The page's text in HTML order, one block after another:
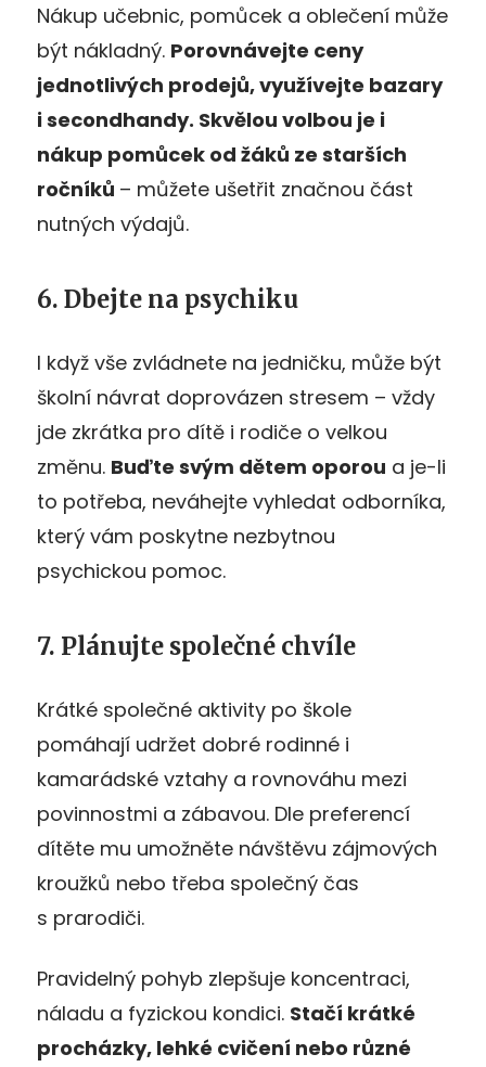
Nákup učebnic, pomůcek a oblečení může
být nákladný. Porovnávejte ceny
jednotlivých prodejů, využívejte bazary
i secondhandy. Skvělou volbou je i
nákup pomůcek od žáků ze starších
ročníků – můžete ušetřit značnou část
nutných výdajů.
6. Dbejte na psychiku
I když vše zvládnete na jedničku, může být
školní návrat doprovázen stresem – vždy
jde zkrátka pro dítě i rodiče o velkou
změnu. Buďte svým dětem oporou a je-li
to potřeba, neváhejte vyhledat odborníka,
který vám poskytne nezbytnou
psychickou pomoc.
7. Plánujte společné chvíle
Krátké společné aktivity po škole
pomáhají udržet dobré rodinné i
kamarádské vztahy a rovnováhu mezi
povinnostmi a zábavou. Dle preferencí
dítěte mu umožněte návštěvu zájmových
kroužků nebo třeba společný čas
s prarodiči.
Pravidelný pohyb zlepšuje koncentraci,
náladu a fyzickou kondici. Stačí krátké
procházky, lehké cvičení nebo různé